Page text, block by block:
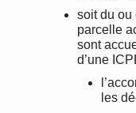
soit du ou
parcelle
sont
d’une
les